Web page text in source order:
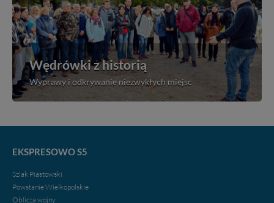
Wędrówki z historią
Wyprawy i odkrywanie niezwykłych miejsc
EKSPRESOWO S5
Szlak Piastowski
Powstanie Wielkopolskie
Oblicza wojny